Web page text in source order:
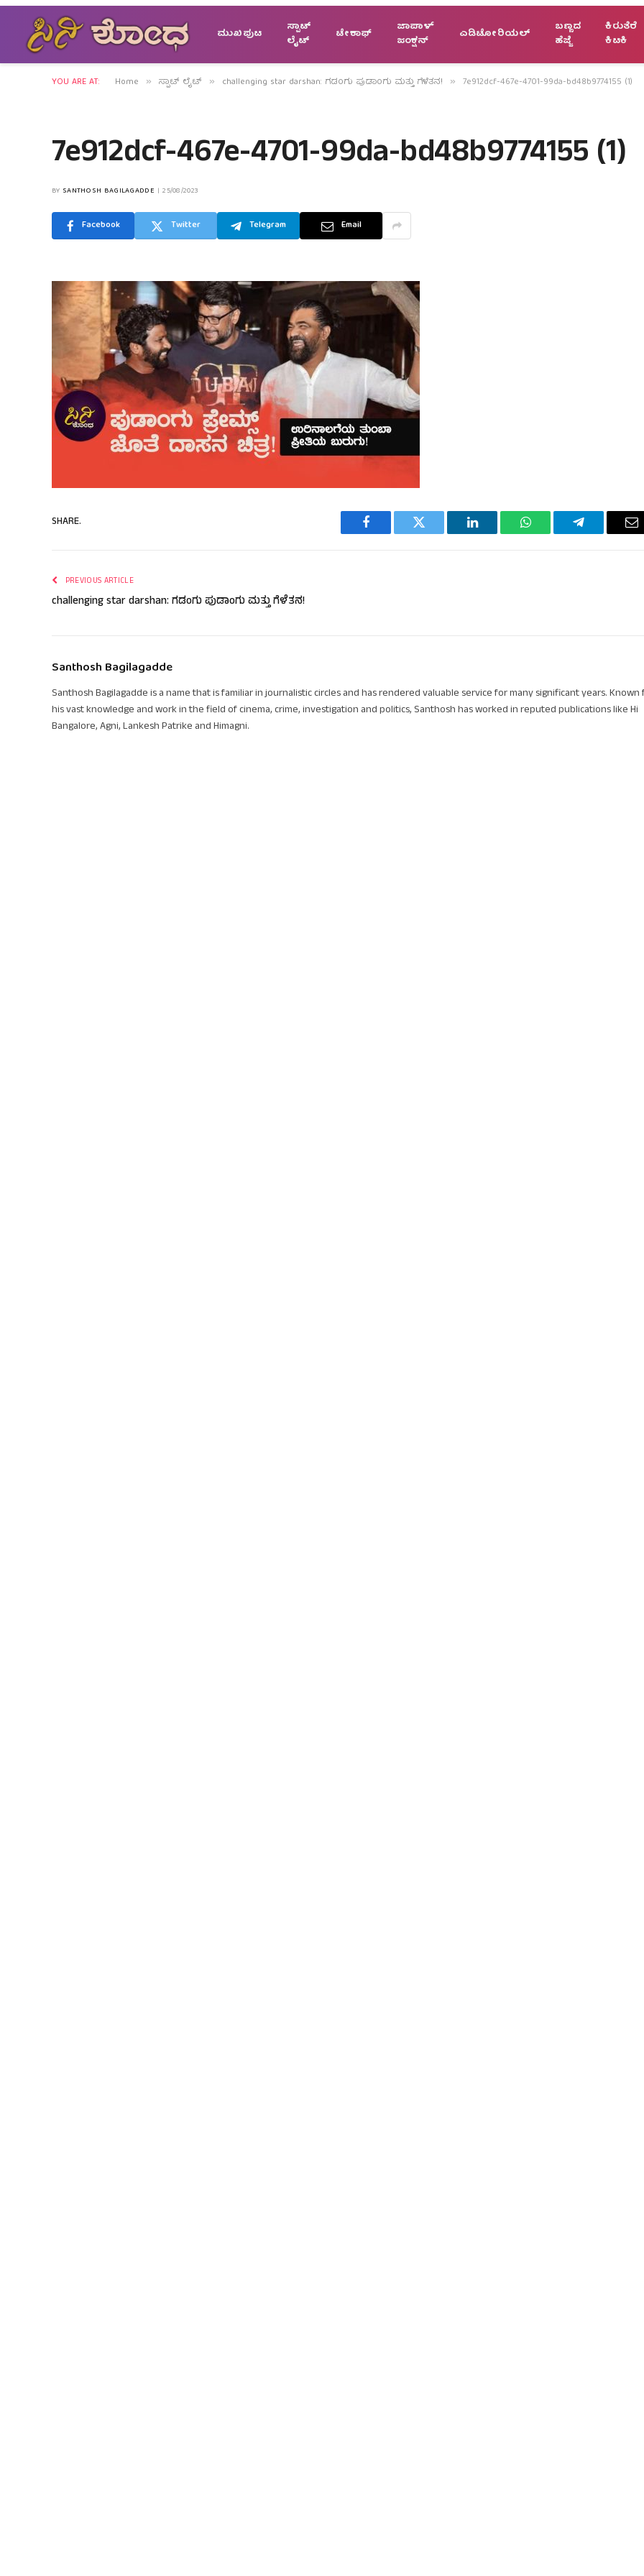
ಮುಖಪುಟ
ಸ್ಪಾಟ್
ಲೈಟ್
ಟೇಕಾಫ್
ಜಾಪಾಳ್
ಜಂಕ್ಷನ್
ಎಡಿಟೋರಿಯಲ್
ಬಣ್ಣದ
ಹೆಜ್ಜೆ
ಕಿರುತೆರೆ
ಕಿಟಕಿ
YOU ARE AT: Home » ಸ್ಪಾಟ್ ಲೈಟ್ » challenging star darshan: ಗಡಂಗು ಪುಡಾಂಗು ಮತ್ತು ಗೆಳೆತನ! » 7e912dcf-467e-4701-99da-bd48b9774155 (1)
7e912dcf-467e-4701-99da-bd48b9774155 (1)
BY SANTHOSH BAGILAGADDE 25/08/2023
Facebook Twitter Telegram Email
SHARE.
Facebook Twitter LinkedIn WhatsAppTelegram
PREVIOUS ARTICLE
challenging star darshan: ಗಡಂಗು ಪುಡಾಂಗು ಮತ್ತು ಗೆಳೆತನ!
Santhosh Bagilagadde
Santhosh Bagilagadde is a name that is familiar in journalistic circles and has rendered valuable service for many significant years. Known
his vast knowledge and work in the field of cinema, crime, investigation and politics, Santhosh has worked in reputed publications like Hi
Bangalore, Agni, Lankesh Patrike and Himagni.